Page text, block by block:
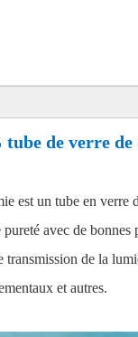
tube de verre
est un tube en
avec de
de la
et autres.